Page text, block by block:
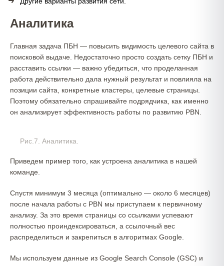
Аналитика
Главная задача ПБН — повысить видимость целевого сайта в
поисковой выдаче. Недостаточно просто создать сетку ПБН и
расставить ссылки — важно убедиться, что проделанная
работа действительно дала нужный результат и повлияла на
позиции сайта, конкретные кластеры, целевые страницы.
Поэтому обязательно спрашивайте подрядчика, как именно
он анализирует эффективность работы по развитию PBN.
Рис.7. Аналитика.
Приведем пример того, как устроена аналитика в нашей
команде.
Спустя минимум 3 месяца (оптимально — около 6 месяцев)
после начала работы с PBN мы приступаем к первичному
анализу. За это время страницы со ссылками успевают
полностью проиндексироваться, а ссылочный вес
распределиться и закрепиться в алгоритмах Google.
Мы используем данные из Google Search Console (GSC) и